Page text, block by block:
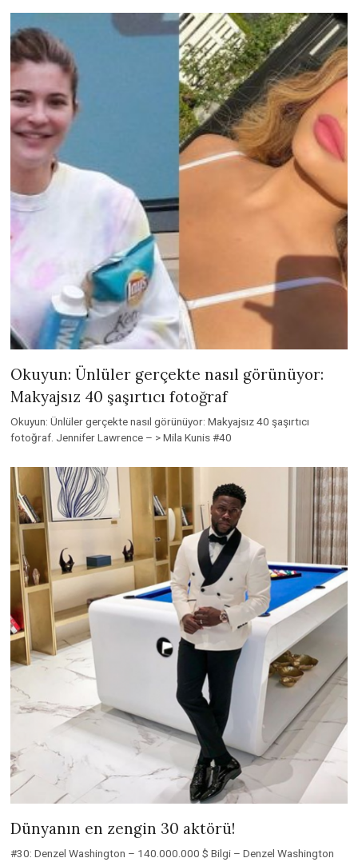
Okuyun: Ünlüler gerçekte nasıl görünüyor:
Makyajsız 40 şaşırtıcı fotoğraf
Okuyun: Ünlüler gerçekte nasıl görünüyor: Makyajsız 40 şaşırtıcı
fotoğraf. Jennifer Lawrence – > Mila Kunis #40
Dünyanın en zengin 30 aktörü!
#30: Denzel Washington – 140.000.000 $ Bilgi – Denzel Washington